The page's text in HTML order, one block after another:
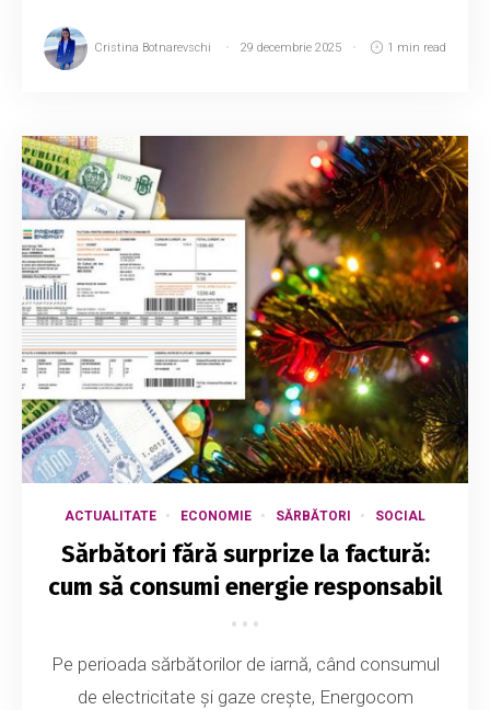
Cristina Botnarevschi 29 decembrie 2025 1 min read
ACTUALITATE ECONOMIE SĂRBĂTORI SOCIAL
Sărbători fără surprize la factură:
cum să consumi energie responsabil
Pe perioada sărbătorilor de iarnă, când consumul
de electricitate și gaze crește, Energocom